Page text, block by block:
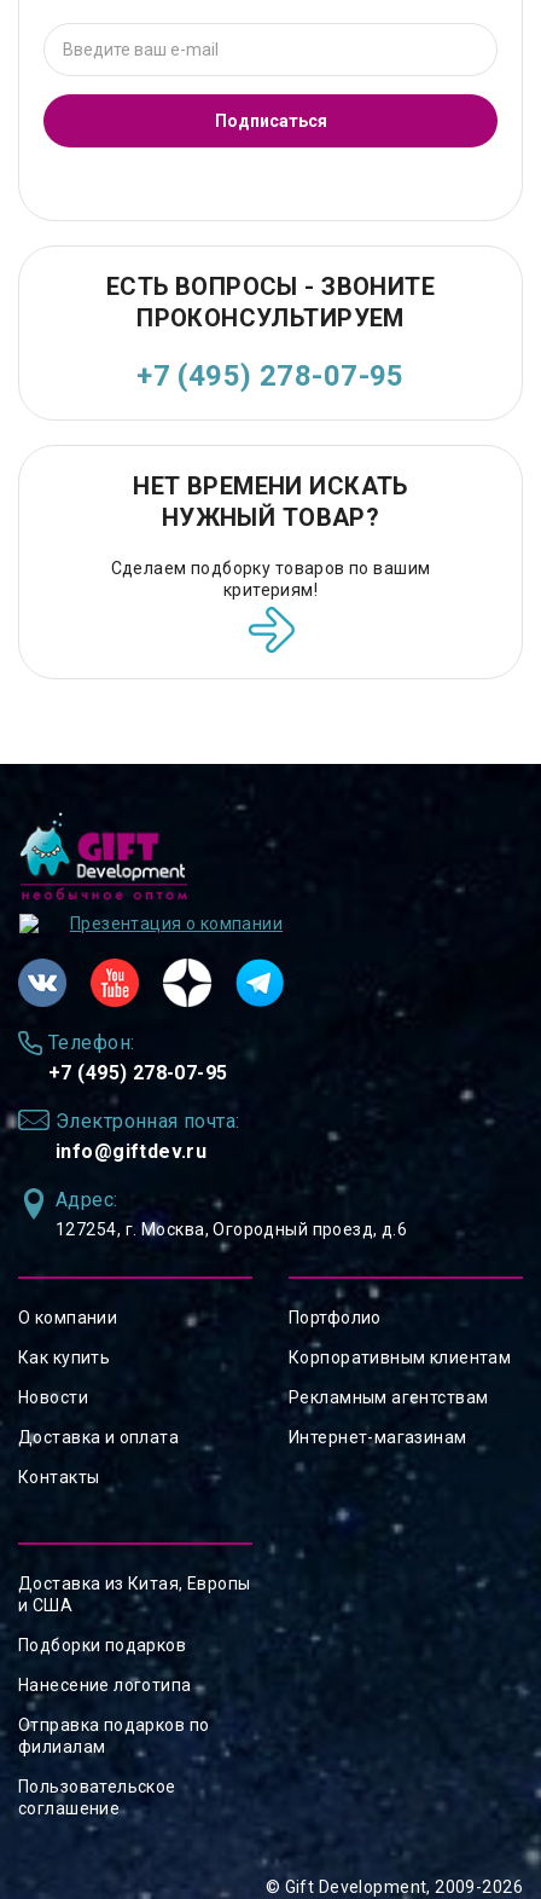
Подписаться
ЕСТЬ ВОПРОСЫ - ЗВОНИТЕ
ПРОКОНСУЛЬТИРУЕМ
+7 (495) 278-07-95
НЕТ ВРЕМЕНИ ИСКАТЬ
НУЖНЫЙ ТОВАР?
Сделаем подборку товаров по вашим
критериям!
Презентация о компании
© Gift Development, 2009-2026
Телефон:
+7 (495) 278-07-95
Электронная почта:
info@giftdev.ru
Адрес:
127254, ⁠г. Москва, Огородный проезд, д.6
О компании
Как купить
Новости
Доставка и оплата
Контакты
Портфолио
Корпоративным клиентам
Рекламным агентствам
Интернет-магазинам
Доставка из Китая, Европы
и США
Подборки подарков
Нанесение логотипа
Отправка подарков по
филиалам
Пользовательское
соглашение